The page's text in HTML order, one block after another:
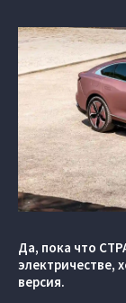
Да, пока что
электричестве,
версия.